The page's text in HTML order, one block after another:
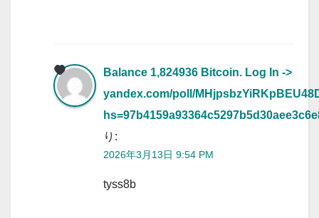
Balance 1,824936 Bitcoin. Log In ->
yandex.com/poll/
り:
2026年3月13日 9:54 PM
tyss8b